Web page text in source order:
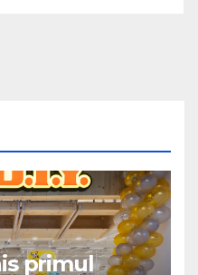
primul